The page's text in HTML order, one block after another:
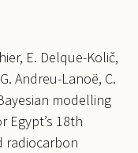
E. Delque-Količ,
Andreu-Lanoë, C.
modelling
Egypt’s 18th
radiocarbon